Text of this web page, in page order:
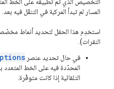
التخصيص الذي تم تطبيقه على الخط
المسار لم تبدأ المركبة في التنقّل فيه بعد.
استخدِم هذا الحقل لتحديد أنماط
النقرات).
في حال تحديد عنصر
المحدّدة فيه على الخط المتعدد
التلقائية إذا كانت متوفّرة.